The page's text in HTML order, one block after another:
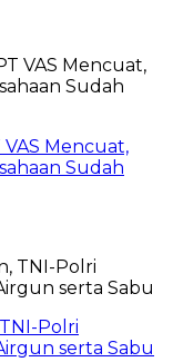
Mencuat,
Sudah
Polri
serta Sabu